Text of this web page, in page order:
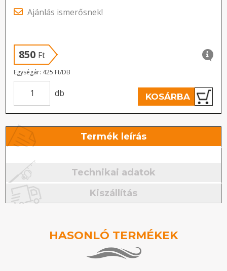
Ajánlás ismerősnek!
850 Ft
Egységár: 425 Ft/DB
db KOSÁRBA
Termék leírás
Technikai adatok
Kiszállítás
HASONLÓ TERMÉKEK